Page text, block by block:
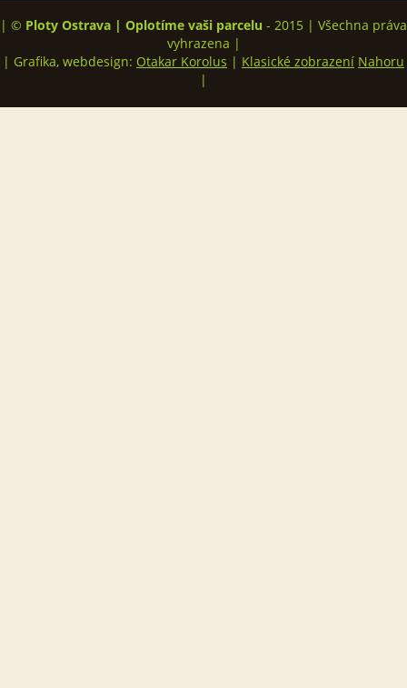
| © Ploty Ostrava | Oplotíme vaši parcelu - 2015 | Všechna práva
vyhrazena |
| Grafika, webdesign: Otakar Korolus | Klasické zobrazení Nahoru
|